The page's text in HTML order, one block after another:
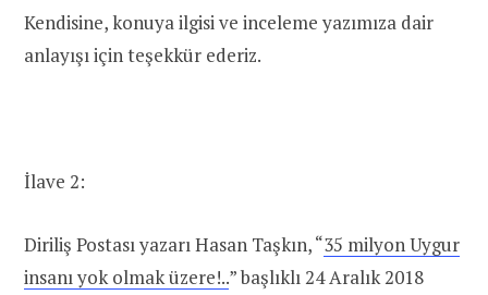
Kendisine, konuya ilgisi ve inceleme yazımıza dair
anlayışı için teşekkür ederiz.
İlave 2:
Diriliş Postası yazarı Hasan Taşkın, “35 milyon Uygur
insanı yok olmak üzere!..” başlıklı 24 Aralık 2018